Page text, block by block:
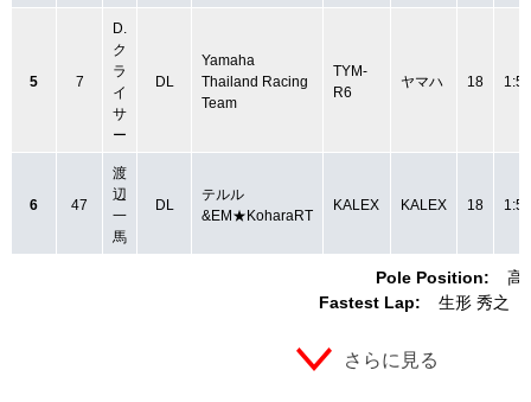
Pole Position:
高
Fastest Lap:
生形 秀之
5 7
D.
ク
ラ
イ
サ
ー
DL
Yamaha
Thailand Racing
Team
TYM-
R6
ヤマハ 18
6 47
渡
辺
一
馬
DL
テルル
&EM★KoharaRT
KALEX KALEX 18
さらに見る